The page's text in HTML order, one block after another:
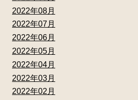
2022年08月
2022年07月
2022年06月
2022年05月
2022年04月
2022年03月
2022年02月